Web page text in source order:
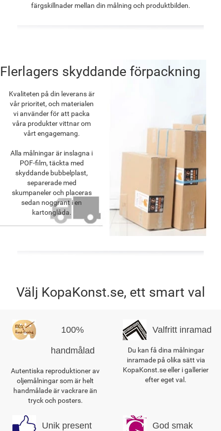
färgskillnader mellan din målning och produktbilden.
Flerlagers skyddande förpackning
Kvaliteten på din leverans är
vår prioritet, och materialen
vi använder för att packa
våra produkter vittnar om
vårt engagemang.
Alla målningar är inslagna i
POF-film, täckta med
skyddande bubbelplast,
separerade med
skumpaneler och placeras
sedan noggrant i en
kartonglåda.
Välj KopaKonst.se, ett smart val
100%
handmålad
Autentiska reproduktioner av
oljemålningar som är helt
handmålade är vackrare än
tryck och posters.
Valfritt inramad
Du kan få dina målningar
inramade på olika sätt via
KopaKonst.se eller i gallerier
efter eget val.
Unik present God smak